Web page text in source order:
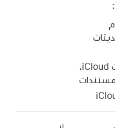
بيانات iCloud،